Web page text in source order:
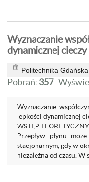
Wyznaczanie
dynamicznej cieczy
Politechnika Gdańska
Pobrań: 357
Wyznaczanie
lepkości dynamicznej
WSTĘP TEORETYCZNY.
Przepływ płynu
stacjonarnym, gdy w
niezależna od czasu. W